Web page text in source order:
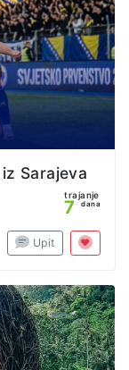
Sarajeva
trajanje
7 dana
Upit